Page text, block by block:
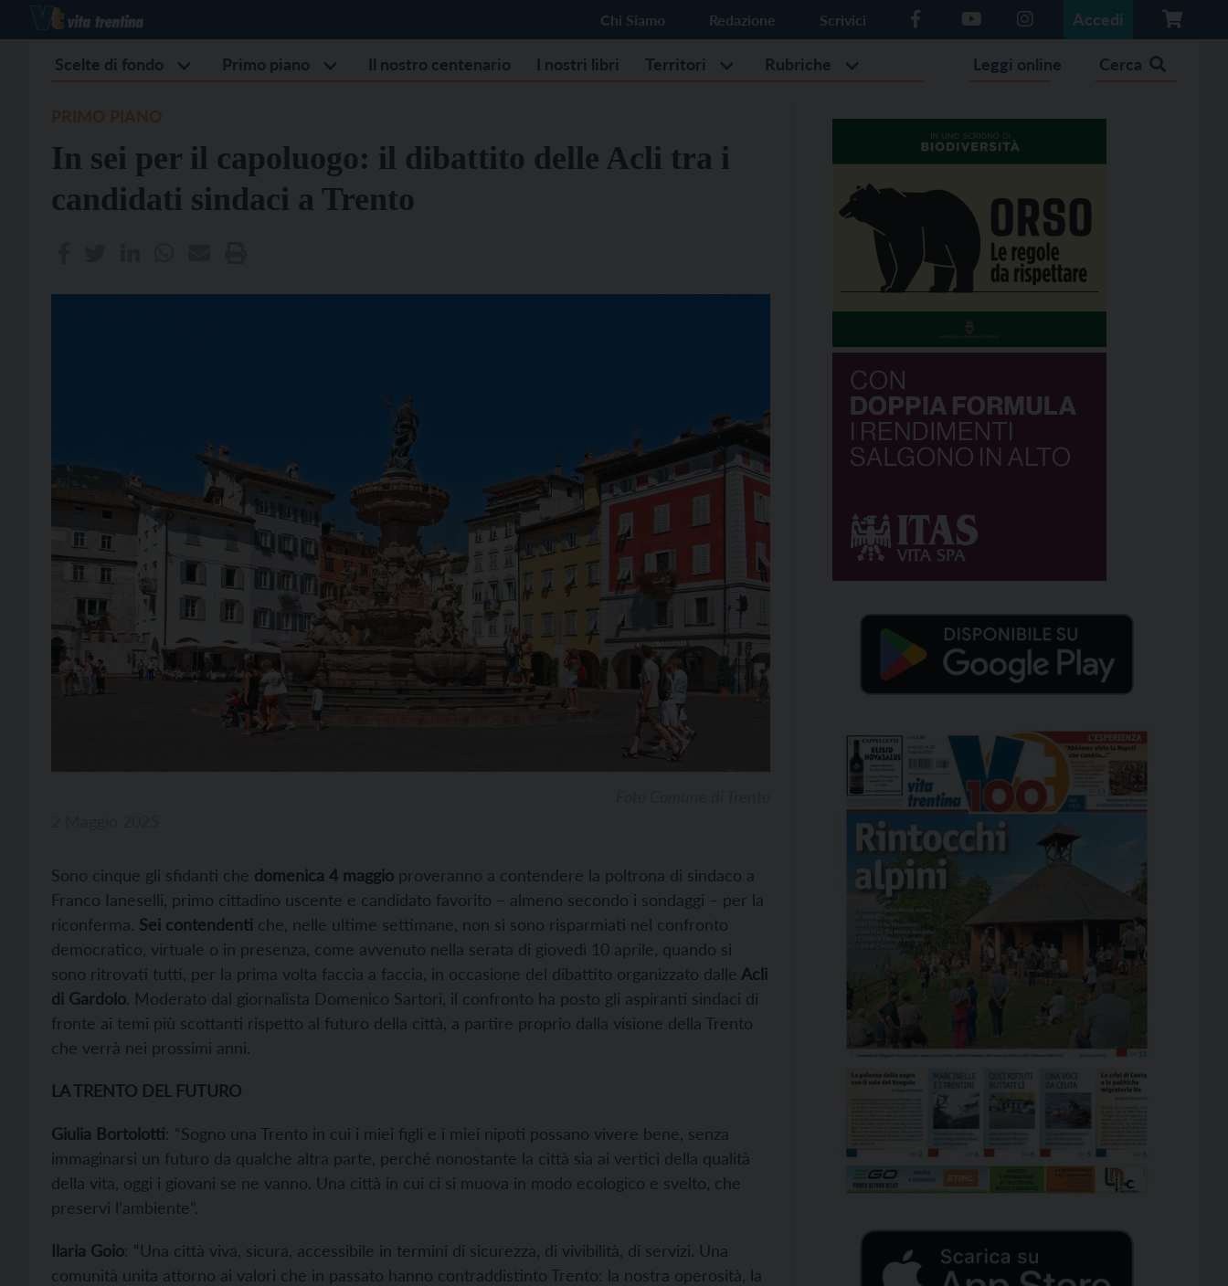
Chi Siamo Redazione Scrivici Accedi
Scelte di fondo Primo piano Il nostro centenario I nostri libri Territori Rubriche Leggi online Cerca
In sei per il capoluogo: il dibattito delle Acli tra i
candidati sindaci a Trento
Sono cinque gli sfidanti che domenica 4 maggio proveranno a contendere la poltrona di sindaco a
Franco Ianeselli, primo cittadino uscente e candidato favorito – almeno secondo i sondaggi – per la
riconferma. Sei contendenti che, nelle ultime settimane, non si sono risparmiati nel confronto
democratico, virtuale o in presenza, come avvenuto nella serata di giovedì 10 aprile, quando si
sono ritrovati tutti, per la prima volta faccia a faccia, in occasione del dibattito organizzato dalle Acli
di Gardolo. Moderato dal giornalista Domenico Sartori, il confronto ha posto gli aspiranti sindaci di
fronte ai temi più scottanti rispetto al futuro della città, a partire proprio dalla visione della Trento
che verrà nei prossimi anni.
LA TRENTO DEL FUTURO
Giulia Bortolotti: “Sogno una Trento in cui i miei figli e i miei nipoti possano vivere bene, senza
immaginarsi un futuro da qualche altra parte, perché nonostante la città sia ai vertici della qualità
della vita, oggi i giovani se ne vanno. Una città in cui ci si muova in modo ecologico e svelto, che
preservi l’ambiente”.
Ilaria Goio: “Una città viva, sicura, accessibile in termini di sicurezza, di vivibilità, di servizi. Una
comunità unita attorno ai valori che in passato hanno contraddistinto Trento: la nostra operosità, la